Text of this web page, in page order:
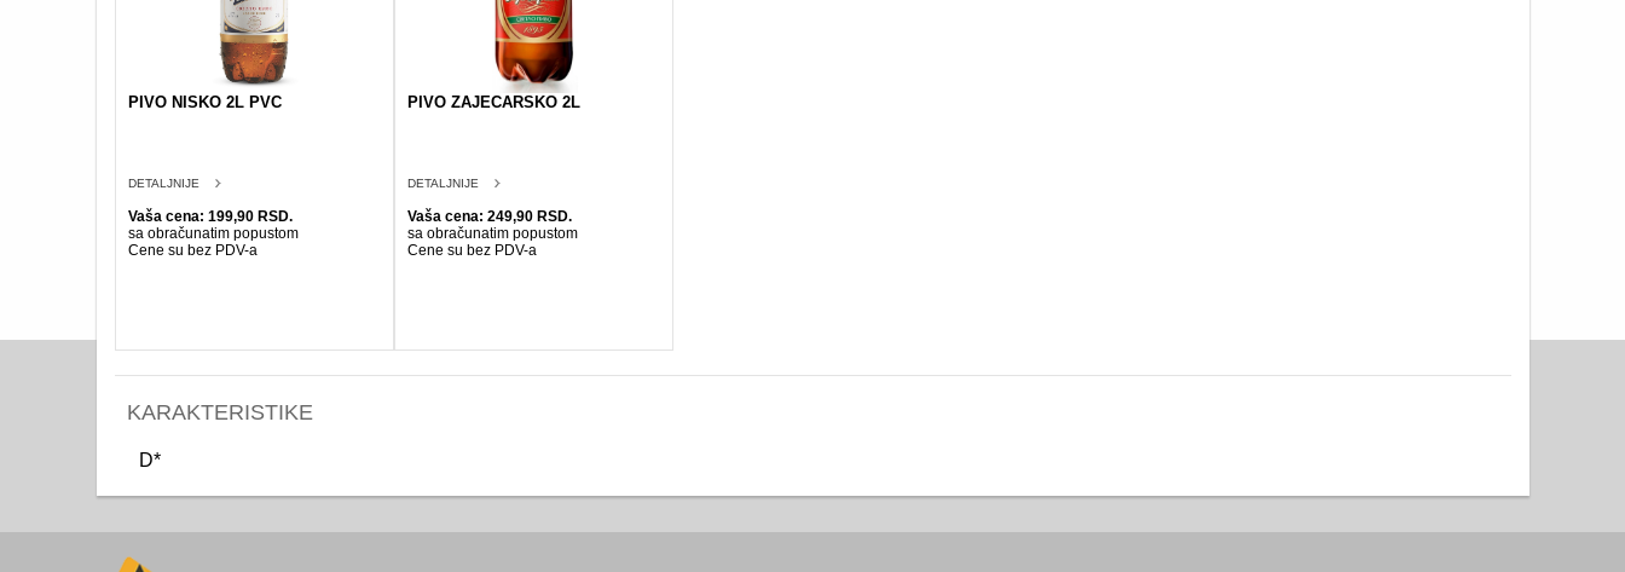
PIVO NISKO 2L PVC
DETALJNIJE
Vaša cena: 199,90 RSD.
sa obračunatim popustom
Cene su bez PDV-a
PIVO ZAJECARSKO 2L
DETALJNIJE
Vaša cena: 249,90 RSD.
sa obračunatim popustom
Cene su bez PDV-a
KARAKTERISTIKE
D*